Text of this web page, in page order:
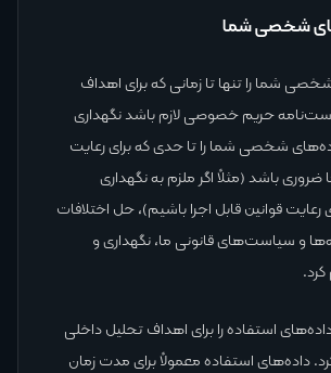
شخصی شما
شما را تنها تا زمانی که برای اهداف
حریم خصوصی لازم باشد نگهداری
شخصی شما را تا حدی که برای رعایت
باشد (مثلاً اگر ملزم به نگهداری
قوانین قابل اجرا باشیم)، حل اختلافات
و سیاست‌های قانونی ما، نگهداری و
استفاده را برای اهداف تحلیل داخلی
داده‌های استفاده معمولاً برای مدت زمان